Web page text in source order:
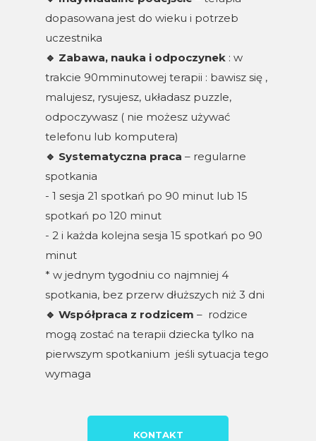
KONTAKT
dopasowana jest do wieku i potrzeb
uczestnika
🔹 Zabawa, nauka i odpoczynek : w
trakcie 90mminutowej terapii : bawisz się ,
malujesz, rysujesz, układasz puzzle,
odpoczywasz ( nie możesz używać
telefonu lub komputera)
🔹 Systematyczna praca – regularne
spotkania
- 1 sesja 21 spotkań po 90 minut lub 15
spotkań po 120 minut
- 2 i każda kolejna sesja 15 spotkań po 90
minut
* w jednym tygodniu co najmniej 4
spotkania, bez przerw dłuższych niż 3 dni
🔹 Współpraca z rodzicem – rodzice
mogą zostać na terapii dziecka tylko na
pierwszym spotkanium jeśli sytuacja tego
wymaga